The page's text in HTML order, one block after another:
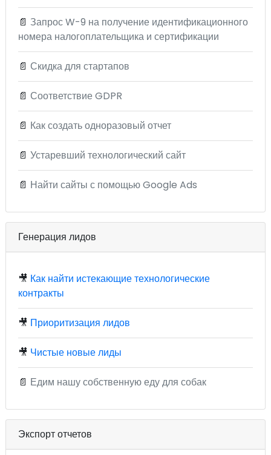
📄 Запрос W-9 на получение идентификационного
номера налогоплательщика и сертификации
📄 Скидка для стартапов
📄 Соответствие GDPR
📄 Как создать одноразовый отчет
📄 Устаревший технологический сайт
📄 Найти сайты с помощью Google Ads
Генерация лидов
🎥 Как найти истекающие технологические
контракты
🎥 Приоритизация лидов
🎥 Чистые новые лиды
📄 Едим нашу собственную еду для собак
Экспорт отчетов